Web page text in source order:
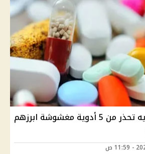
هيئة الدواء المصريه تحذر من 5 أدوية مغشوشة ابرزهم